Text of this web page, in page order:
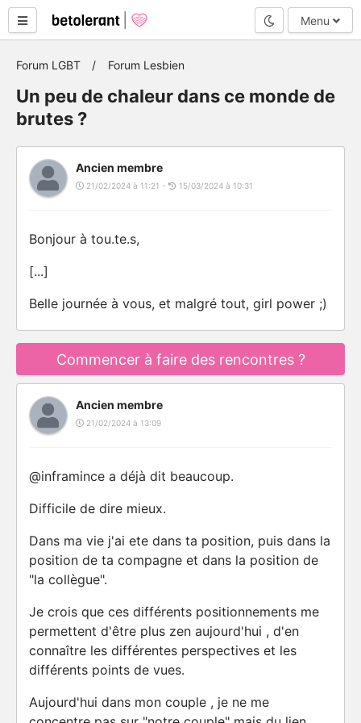
Mode nuit
Menu
Forum LGBT Forum Lesbien
Un peu de chaleur dans ce monde de
brutes ?
Ancien membre
21/02/2024 à 11:21 - 15/03/2024 à 10:31
Bonjour à tou.te.s,
[...]
Belle journée à vous, et malgré tout, girl power ;)
Commencer à faire des rencontres ?
Ancien membre
21/02/2024 à 13:09
@inframince a déjà dit beaucoup.
Difficile de dire mieux.
Dans ma vie j'ai ete dans ta position, puis dans la
position de ta compagne et dans la position de
"la collègue".
Je crois que ces différents positionnements me
permettent d'être plus zen aujourd'hui , d'en
connaître les différentes perspectives et les
différents points de vues.
Aujourd'hui dans mon couple , je ne me